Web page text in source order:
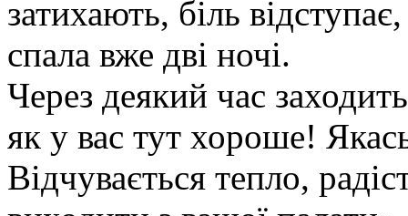
затихають, біль
спала вже дві ночі.
Через деякий час
як у вас тут хороше!
Відчувається тепло,